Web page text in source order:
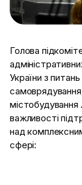
Голова
України з
містобудування
важливості
над
сфері: